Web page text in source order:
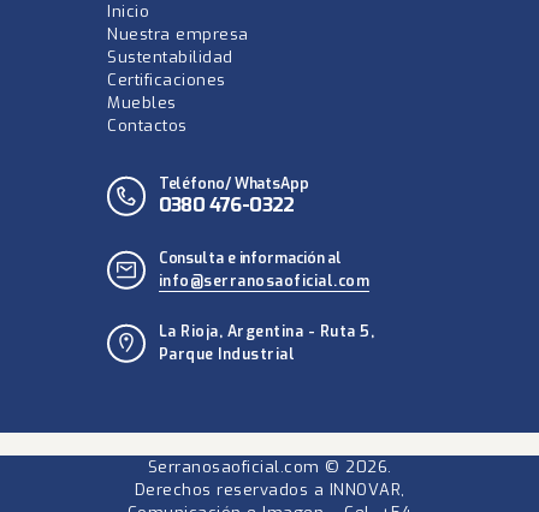
Inicio
Nuestra empresa
Sustentabilidad
Certificaciones
Muebles
Contactos
Teléfono/ WhatsApp
0380 476-0322
Consulta e información al
info@serranosaoficial.com
La Rioja, Argentina - Ruta 5,
Parque Industrial
Serranosaoficial.com © 2026.
Derechos reservados a INNOVAR,